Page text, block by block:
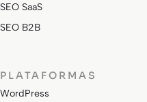
SEO SaaS
SEO B2B
PLATAFORMAS
WordPress